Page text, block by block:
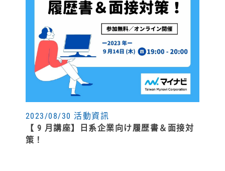
2023/08/30 活動資訊
【 9 月講座】日系企業向け履歴書＆面接対
策！